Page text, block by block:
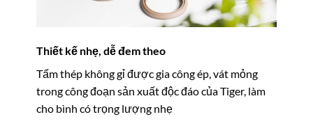
Thiết kế nhẹ, dễ đem theo
Tấm thép không gỉ được gia công ép, vát mỏng
trong công đoạn sản xuất độc đáo của Tiger, làm
cho bình có trọng lượng nhẹ